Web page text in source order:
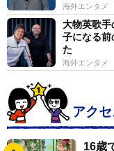
海外エンタメ
大物英歌
子になる前
た
海外エンタメ
アク
16歳